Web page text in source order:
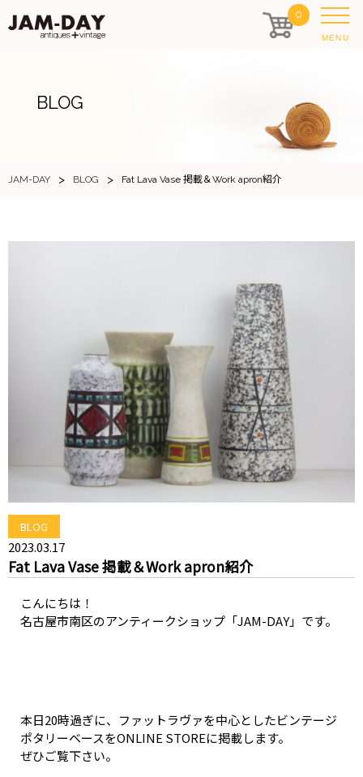
0
MENU
BLOG
JAM-DAY > BLOG > Fat Lava Vase 掲載＆Work apron紹介
BLOG
2023.03.17
Fat Lava Vase 掲載＆Work apron紹介
こんにちは！
名古屋市南区のアンティークショップ「JAM-DAY」です。
本日20時過ぎに、ファットラヴァを中心としたビンテージ
ポタリーベースをONLINE STOREに掲載します。
ぜひご覧下さい。